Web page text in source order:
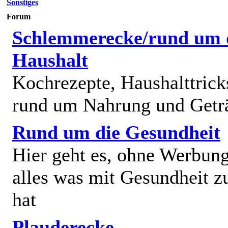
Sonstiges
Forum
Schlemmerecke/rund um
Haushalt
Kochrezepte,
rund um Nahrung und
Rund um die Gesundheit
Hier geht es, ohne
alles was mit Gesundheit
hat